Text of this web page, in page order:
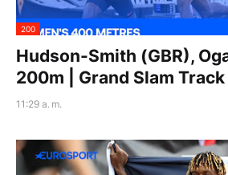
200
Hudson-Smith (GBR),
200m | Grand Slam
11:29 a. m.